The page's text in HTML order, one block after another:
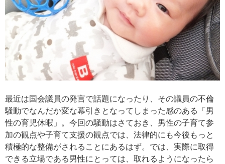
最近は国会議員の発言で話題になったり、その議員の不倫
騒動でなんだか変な幕引きとなってしまった感のある「男
性の育児休暇」。今回の騒動はさておき、男性の子育て参
加の観点や子育て支援の観点では、法律的にも今後もっと
積極的な整備がされることにあるはず。では、実際に取得
できる立場である男性にとっては、取れるようになったら